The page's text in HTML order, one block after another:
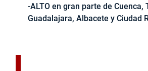
-ALTO en gran parte de Cuenca,
Guadalajara, Albacete y Ciudad